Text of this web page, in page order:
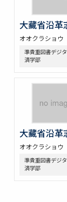
大藏省沿革
オオクラショウ
準貴重図書デジ
済学部
大藏省沿革
オオクラショウ
準貴重図書デジ
済学部